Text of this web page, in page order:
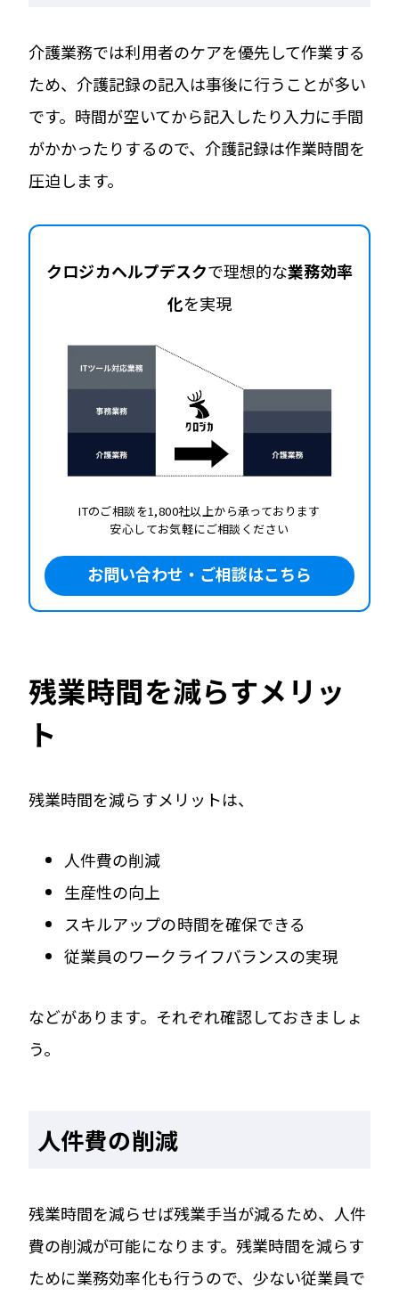
介護業務では利用者のケアを優先して作業する
ため、介護記録の記入は事後に行うことが多い
です。時間が空いてから記入したり入力に手間
がかかったりするので、介護記録は作業時間を
圧迫します。
クロジカヘルプデスクで理想的な業務効率
化を実現
ITのご相談を1,800社以上から承っております
安心してお気軽にご相談ください
お問い合わせ・ご相談はこちら
残業時間を減らすメリッ
ト
残業時間を減らすメリットは、
人件費の削減
生産性の向上
スキルアップの時間を確保できる
従業員のワークライフバランスの実現
などがあります。それぞれ確認しておきましょ
う。
人件費の削減
残業時間を減らせば残業手当が減るため、人件
費の削減が可能になります。残業時間を減らす
ために業務効率化も行うので、少ない従業員で